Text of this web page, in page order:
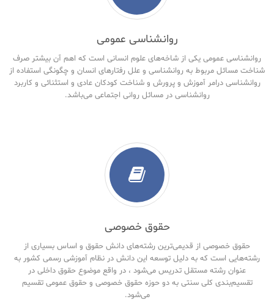
روانشناسی عمومی
روانشناسی عمومی یکی از شاخه‌های علوم انسانی است که اهم آن بیشتر صرف
شناخت مسائل مربوط به روانشناسی و علل رفتارهای انسان و چگونگی استفاده از
روانشناسی درامر آموزش و پرورش و شناخت کودکان عادی و استثنائی و کاربرد
روانشناسی در مسائل روانی اجتماعی می‌باشد.
حقوق خصوصی
حقوق خصوصی از قدیمی‌ترین رشته‌های دانش حقوق و اساس بسیاری از
رشته‌هایی است که به دلیل توسعه این دانش در نظام آموزشی رسمی کشور به
عنوان رشته مستقل تدریس می‌شود ، در واقع موضوع حقوق داخلی در
تقسیم‌بندی کلی سنتی به دو حوزه حقوق خصوصی و حقوق‌ عمومی تقسیم
می‌شود.